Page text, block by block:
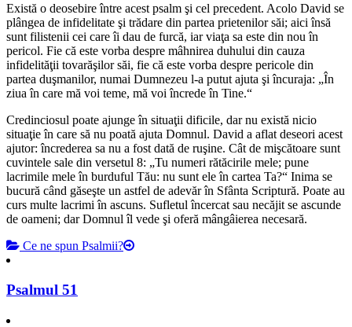
Există o deosebire între acest psalm şi cel precedent. Acolo David se
plângea de infidelitate şi trădare din partea prietenilor săi; aici însă
sunt filistenii cei care îi dau de furcă, iar viaţa sa este din nou în
pericol. Fie că este vorba despre mâhnirea duhului din cauza
infidelităţii tovarăşilor săi, fie că este vorba despre pericole din
partea duşmanilor, numai Dumnezeu l-a putut ajuta şi încuraja: „În
ziua în care mă voi teme, mă voi încrede în Tine.“
Credinciosul poate ajunge în situaţii dificile, dar nu există nicio
situaţie în care să nu poată ajuta Domnul. David a aflat deseori acest
ajutor: încrederea sa nu a fost dată de ruşine. Cât de mişcătoare sunt
cuvintele sale din versetul 8: „Tu numeri rătăcirile mele; pune
lacrimile mele în burduful Tău: nu sunt ele în cartea Ta?“ Inima se
bucură când găseşte un astfel de adevăr în Sfânta Scriptură. Poate au
curs multe lacrimi în ascuns. Sufletul încercat sau necăjit se ascunde
de oameni; dar Domnul îl vede şi oferă mângâierea necesară.
Ce ne spun Psalmii?
Psalmul 51